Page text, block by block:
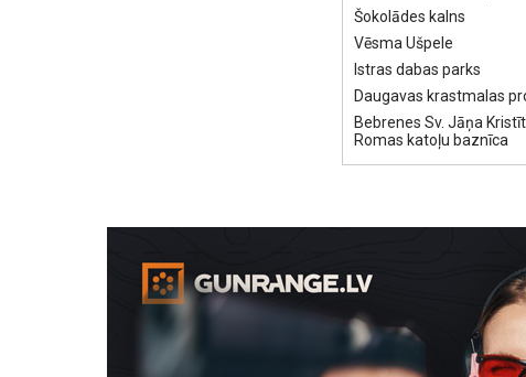
Šokolādes kalns
Vēsma Ušpele
Istras dabas parks
Daugavas krastmalas
Bebrenes Sv. Jāņa
Romas katoļu baznīca